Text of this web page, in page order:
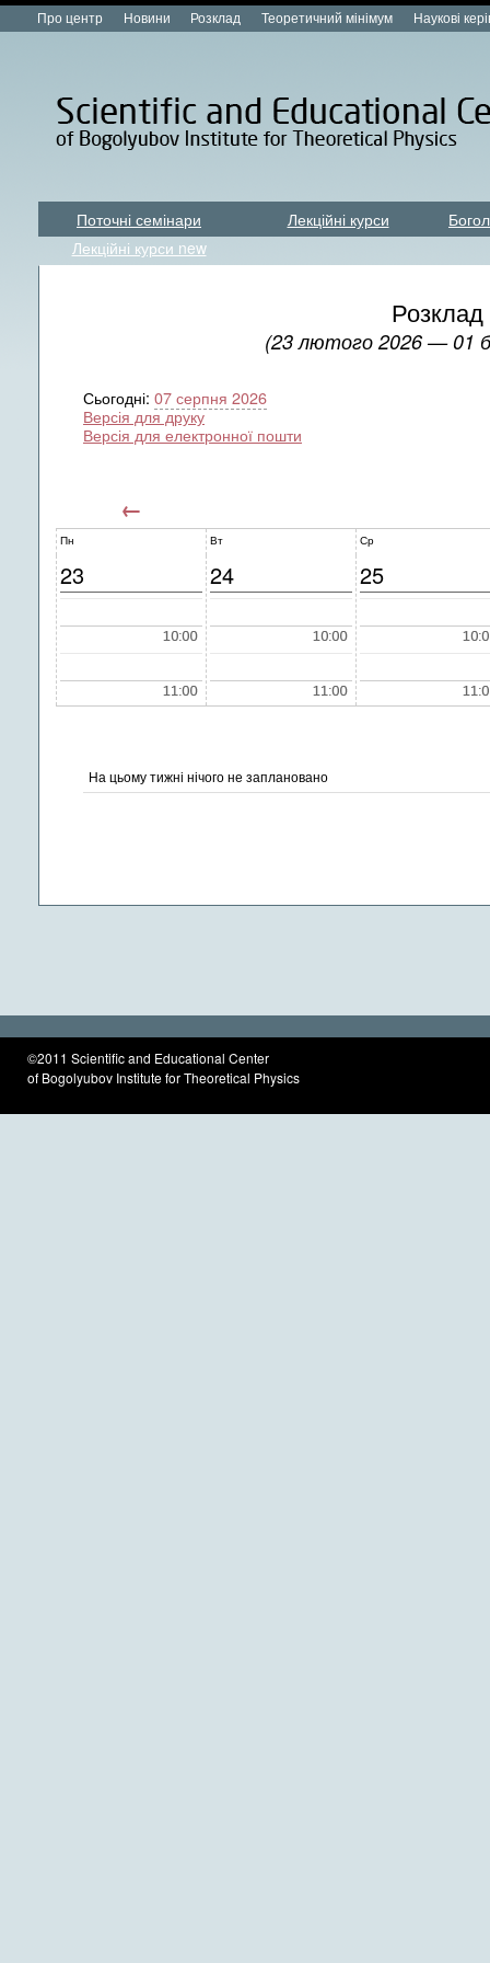
Про центр Новини Розклад Теоретичний мінімум Наукові
Поточні семінари Лекційні курси
Лекційні курси new
Розклад
(23 лютого 2026 — 01
Сьогодні: 07 серпня 2026
Версія для друку
Версія для електронної пошти
←
Пн Вт Ср
23 24 25
На цьому тижні нічого не заплановано
©2011 Scientific and Educational Center
of Bogolyubov Institute for Theoretical Physics